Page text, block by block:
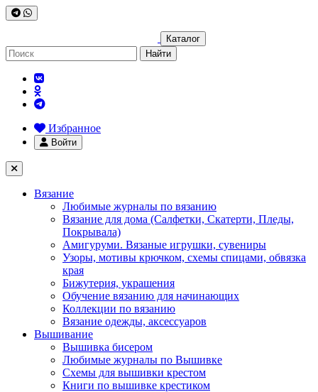
Каталог
Найти
Избранное
Войти
Вязание
Любимые журналы по вязанию
Вязание для дома (Салфетки, Скатерти, Пледы,
Покрывала)
Амигуруми. Вязаные игрушки, сувениры
Узоры, мотивы крючком, схемы спицами, обвязка
края
Бижутерия, украшения
Обучение вязанию для начинающих
Коллекции по вязанию
Вязание одежды, аксессуаров
Вышивание
Вышивка бисером
Любимые журналы по Вышивке
Схемы для вышивки крестом
Книги по вышивке крестиком